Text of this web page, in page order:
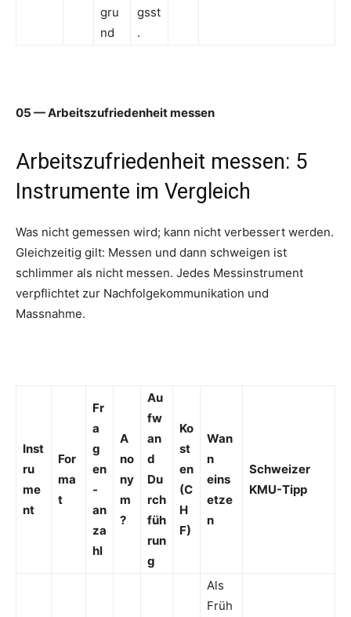
gru
nd
gsst
.
05 — Arbeitszufriedenheit messen
Arbeitszufriedenheit messen: 5
Instrumente im Vergleich
Was nicht gemessen wird; kann nicht verbessert werden.
Gleichzeitig gilt: Messen und dann schweigen ist
schlimmer als nicht messen. Jedes Messinstrument
verpflichtet zur Nachfolgekommunikation und
Massnahme.
Inst
ru
me
nt
For
ma
t
Fr
a
g
en
-
an
za
hl
A
no
ny
m
?
Au
fw
an
d
Du
rch
füh
run
g
Ko
st
en
(C
H
F)
Wan
n
eins
etze
n
Schweizer
KMU-Tipp
Als
Früh